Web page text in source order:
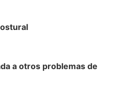
a otros problemas de